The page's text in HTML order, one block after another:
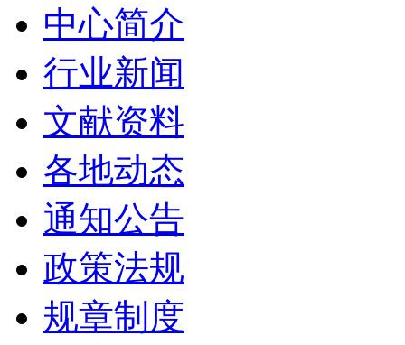
中心简介
行业新闻
文献资料
各地动态
通知公告
政策法规
规章制度